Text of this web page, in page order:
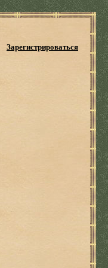
Зарегистрироваться